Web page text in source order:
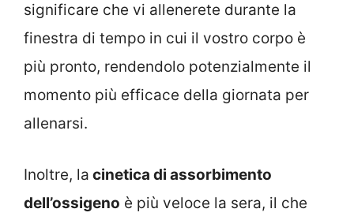
significare che vi allenerete durante la
finestra di tempo in cui il vostro corpo è
più pronto, rendendolo potenzialmente il
momento più efficace della giornata per
allenarsi.
Inoltre, la cinetica di assorbimento
dell’ossigeno è più veloce la sera, il che